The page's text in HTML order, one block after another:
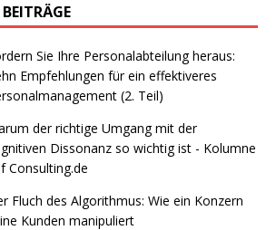
Sie Ihre Personalabteilung heraus:
Empfehlungen für ein effektiveres
(2. Teil)
der richtige Umgang mit der
Dissonanz so wichtig ist - Kolumne
Consulting.de
Fluch des Algorithmus: Wie ein Konzern
Kunden manipuliert